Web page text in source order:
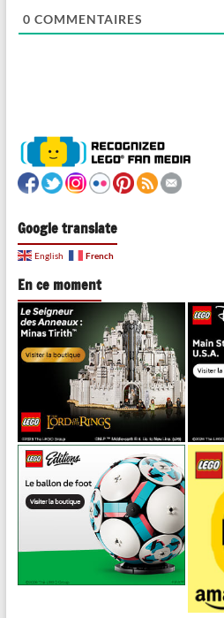
0 COMMENTAIRES
Google translate
English French
En ce moment